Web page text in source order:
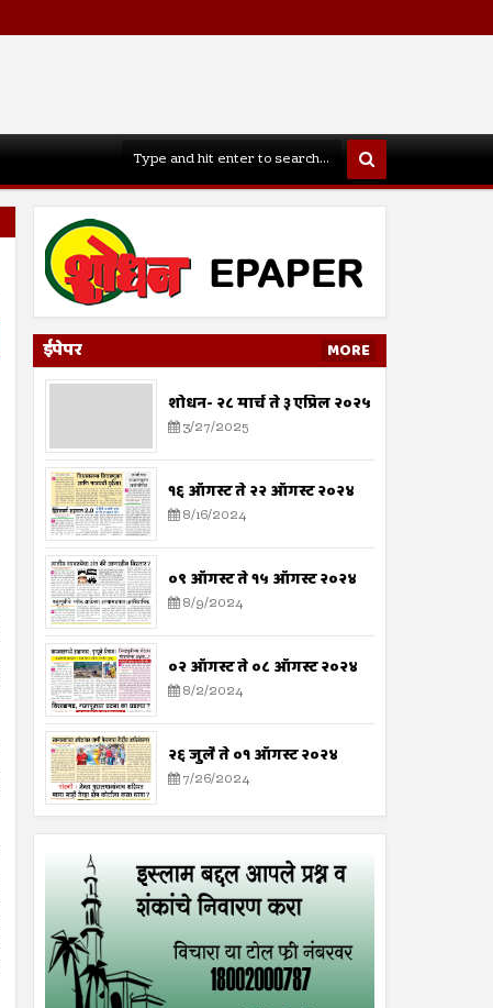
ईपेपर MORE
शोधन- २८ मार्च ते ३ एप्रिल २०२५
3/27/2025
१६ ऑगस्ट ते २२ ऑगस्ट २०२४
8/16/2024
०९ ऑगस्ट ते १५ ऑगस्ट २०२४
8/9/2024
०२ ऑगस्ट ते ०८ ऑगस्ट २०२४
8/2/2024
२६ जुलै ते ०१ ऑगस्ट २०२४
7/26/2024